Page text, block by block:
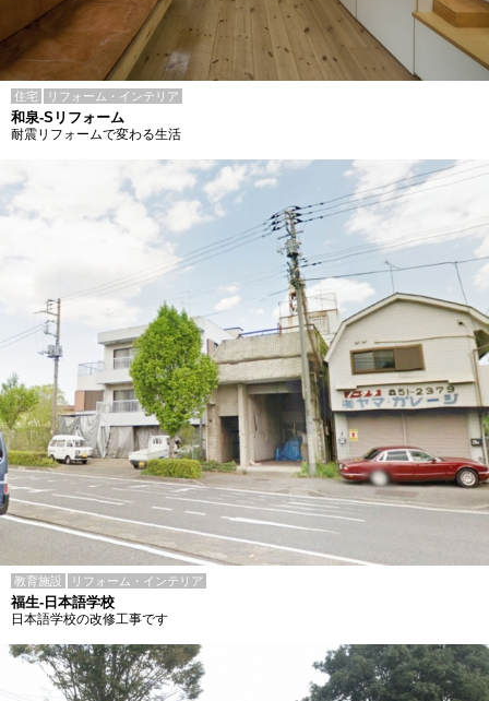
住宅 リフォーム・インテリア
和泉-Sリフォーム
耐震リフォームで変わる生活
教育施設 リフォーム・インテリア
福生-日本語学校
日本語学校の改修工事です